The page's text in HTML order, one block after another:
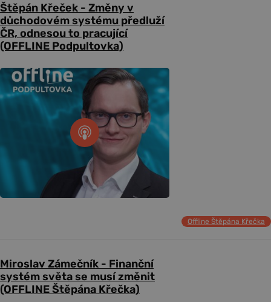
Štěpán Křeček - Změny v
důchodovém systému předluží
ČR, odnesou to pracující
(OFFLINE Podpultovka)
Offline Štěpána Křečka
Miroslav Zámečník - Finanční
systém světa se musí změnit
(OFFLINE Štěpána Křečka)